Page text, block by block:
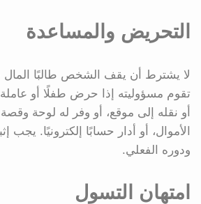
التحريض والمساعدة
لا يشترط أن يقف الشخص طالبًا
تقوم مسؤوليته إذا حرض طفلًا أو
أو نقله إلى موقع، أو وفر له لوحة
الأموال، أو أدار حسابًا إلكترونيًا. يجب
ودوره الفعلي.
امتهان التسول